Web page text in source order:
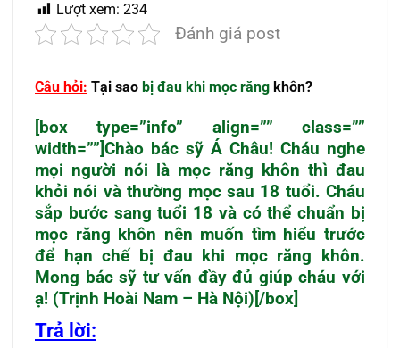
Lượt xem: 234
Đánh giá post
Câu hỏi: Tại sao bị đau khi mọc răng khôn?
[box type=”info” align=”” class=””
width=””]Chào bác sỹ Á Châu! Cháu nghe
mọi người nói là mọc răng khôn thì đau
khỏi nói và thường mọc sau 18 tuổi. Cháu
sắp bước sang tuổi 18 và có thể chuẩn bị
mọc răng khôn nên muốn tìm hiểu trước
để hạn chế bị đau khi mọc răng khôn.
Mong bác sỹ tư vấn đầy đủ giúp cháu với
ạ! (Trịnh Hoài Nam – Hà Nội)[/box]
Trả lời: